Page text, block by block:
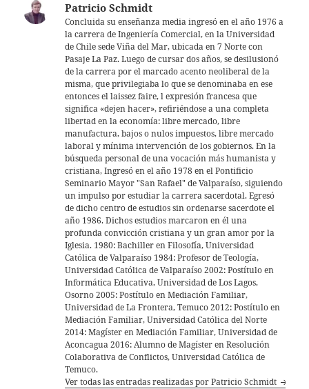
Patricio Schmidt
Concluida su enseñanza media ingresó en el año 1976 a
la carrera de Ingeniería Comercial, en la Universidad
de Chile sede Viña del Mar, ubicada en 7 Norte con
Pasaje La Paz. Luego de cursar dos años, se desilusionó
de la carrera por el marcado acento neoliberal de la
misma, que privilegiaba lo que se denominaba en ese
entonces el laissez faire, l expresión francesa que
significa «dejen hacer», refiriéndose a una completa
libertad en la economía: libre mercado, libre
manufactura, bajos o nulos impuestos, libre mercado
laboral y mínima intervención de los gobiernos. En la
búsqueda personal de una vocación más humanista y
cristiana, Ingresó en el año 1978 en el Pontificio
Seminario Mayor "San Rafael" de Valparaíso, siguiendo
un impulso por estudiar la carrera sacerdotal. Egresó
de dicho centro de estudios sin ordenarse sacerdote el
año 1986. Dichos estudios marcaron en él una
profunda convicción cristiana y un gran amor por la
Iglesia. 1980: Bachiller en Filosofía, Universidad
Católica de Valparaíso 1984: Profesor de Teología,
Universidad Católica de Valparaíso 2002: Postítulo en
Informática Educativa, Universidad de Los Lagos,
Osorno 2005: Postítulo en Mediación Familiar,
Universidad de La Frontera, Temuco 2012: Postítulo en
Mediación Familiar, Universidad Católica del Norte
2014: Magíster en Mediación Familiar, Universidad de
Aconcagua 2016: Alumno de Magíster en Resolución
Colaborativa de Conflictos, Universidad Católica de
Temuco.
Ver todas las entradas realizadas por Patricio Schmidt